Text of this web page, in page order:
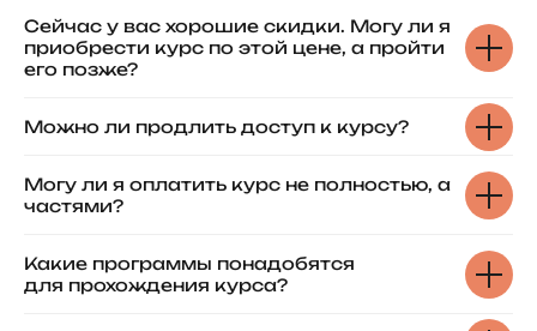
Сейчас у вас хорошие скидки. Могу ли я
приобрести курс по этой цене, а пройти
его позже?
Можно ли продлить доступ к курсу?
Могу ли я оплатить курс не полностью, а
частями?
Какие программы понадобятся
для прохождения курса?